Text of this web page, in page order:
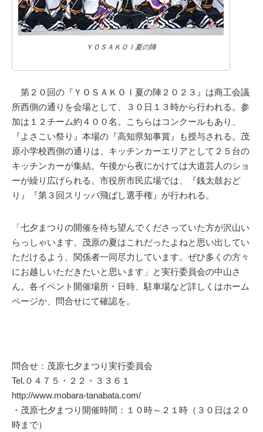
ＹＯＳＡＫＯＩ夏の陣
第２０回の『ＹＯＳＡＫＯＩ夏の陣２０２３』は商工会議
所西側の通りを会場として、３０日１３時から行われる。参
加は１２チーム約４００名。こちらはコンクールもあり、
『よさこい祭り』本場の『高知県知事賞』も授与される。茂
原小学校西側の通りは、キッチンカーエリアとして２５台の
キッチンカーが集結。午後から夜にかけては大道芸人のショ
ーが繰り広げられる。市役所市民広場では、『銭太鼓おど
り』『第３回スリッパ飛ばし選手権』が行われる。
「七夕まつりの開催を待ち望んでくださっていた方が沢山い
らっしゃいます。茂原の夏はこれだったよねと思い出してい
ただけるよう、関係者一同尽力しています。ぜひ多くの方々
にお越しいただきたいと思います」と実行委員会の中山さ
ん。各イベント開催場所・日時、駐車場など詳しくはホーム
ページか、問合せにて確認を。
問合せ：茂原七夕まつり実行委員会
Tel.０４７５・２２・３３６１
http://www.mobara-tanabata.com/
・茂原七夕まつり開催時間：１０時～２１時（３０日は２０
時まで）